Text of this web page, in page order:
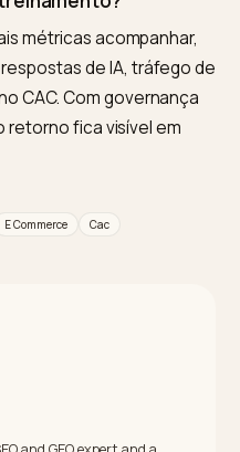
e AEO no
IAs generativas, e AEO
e assistentes. No
juntas porque se
de conteúdo
que conecte
conduz
Shopify, ligando o
que movem a